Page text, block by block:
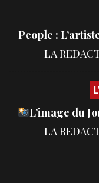
People :
L’image du